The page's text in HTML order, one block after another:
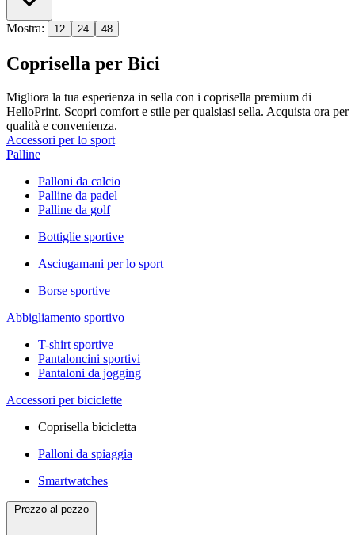
Mostra: 12 24 48
Coprisella per Bici
Migliora la tua esperienza in sella con i coprisella premium di
HelloPrint. Scopri comfort e stile per qualsiasi sella. Acquista ora per
qualità e convenienza.
Accessori per lo sport
Palline
Palloni da calcio
Palline da padel
Palline da golf
Bottiglie sportive
Asciugamani per lo sport
Borse sportive
Abbigliamento sportivo
T-shirt sportive
Pantaloncini sportivi
Pantaloni da jogging
Accessori per biciclette
Coprisella bicicletta
Palloni da spiaggia
Smartwatches
Prezzo al pezzo